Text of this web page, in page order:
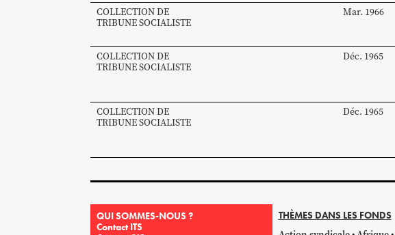
COLLECTION DE
TRIBUNE SOCIALISTE
Mar. 1966
COLLECTION DE
TRIBUNE SOCIALISTE
Déc. 1965
COLLECTION DE
TRIBUNE SOCIALISTE
Déc. 1965
QUI SOMMES-NOUS ?
Contact ITS
THÈMES DANS LES FONDS